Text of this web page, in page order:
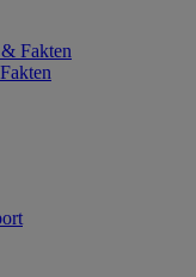
Fakten